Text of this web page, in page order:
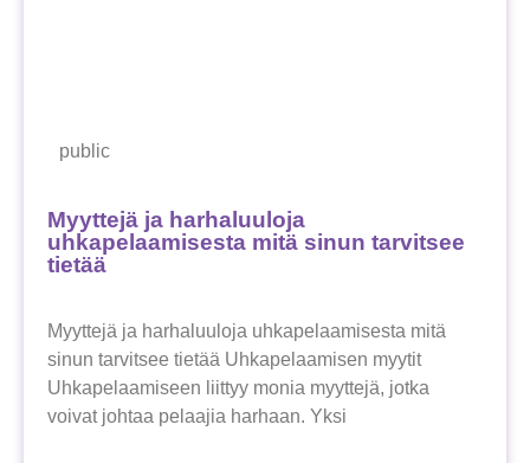
public
Myyttejä ja harhaluuloja
uhkapelaamisesta mitä sinun tarvitsee
tietää
Myyttejä ja harhaluuloja uhkapelaamisesta mitä
sinun tarvitsee tietää Uhkapelaamisen myytit
Uhkapelaamiseen liittyy monia myyttejä, jotka
voivat johtaa pelaajia harhaan. Yksi